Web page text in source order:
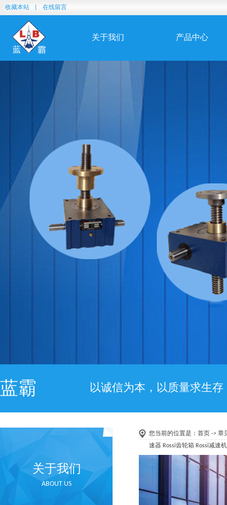
收藏本站 在线留言
关于我们 产品中心
蓝霸 以诚信为本，以质量求生存
关于我们
ABOUT US
您当前的位置是： 首页 -> 章
速器 Rossi齿轮箱 Rossi减速